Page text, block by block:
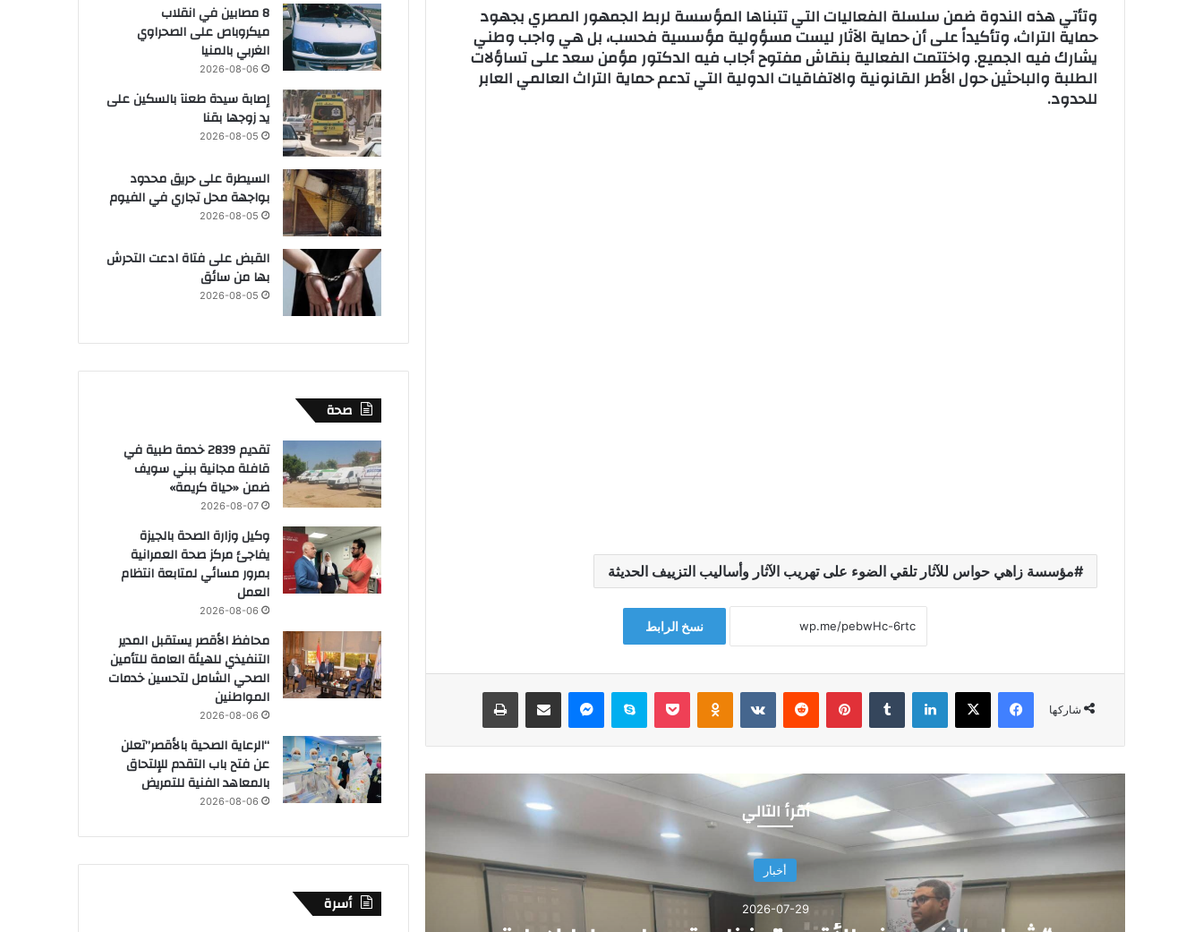
وتأتي هذه الندوة ضمن سلسلة الفعاليات التي تتبناها المؤسسة لربط الجمهور المصري بجهود
حماية التراث، وتأكيداً على أن حماية الآثار ليست مسؤولية مؤسسية فحسب، بل هي واجب وطني
يشارك فيه الجميع. واختتمت الفعالية بنقاش مفتوح أجاب فيه الدكتور مؤمن سعد على تساؤلات
الطلبة والباحثين حول الأطر القانونية والاتفاقيات الدولية التي تدعم حماية التراث العالمي العابر
للحدود.
مؤسسة زاهي حواس للآثار تلقي الضوء على تهريب الآثار وأساليب التزييف الحديثة
نسخ الرابط
شاركها
فيسبوك لينكدإن بينتيريست سكايب
أقرأ التالي
أخبار
2026-07-29
8 مصابين في انقلاب
ميكروباص على الصحراوي
الغربي بالمنيا
2026-08-06
إصابة سيدة طعنآ بالسكين على
يد زوجها بقنا
2026-08-05
السيطرة على حريق محدود
بواجهة محل تجاري في الفيوم
2026-08-05
القبض على فتاة ادعت التحرش
بها من سائق
2026-08-05
صحة
تقديم 2839 خدمة طبية في
قافلة مجانية ببني سويف
ضمن «حياة كريمة»
2026-08-07
وكيل وزارة الصحة بالجيزة
يفاجئ مركز صحة العمرانية
بمرور مسائي لمتابعة انتظام
العمل
2026-08-06
محافظ الأقصر يستقبل المدير
التنفيذي للهيئة العامة للتأمين
الصحي الشامل لتحسين خدمات
المواطنين
2026-08-06
“الرعاية الصحية بالأقصر”تعلن
عن فتح باب التقدم للإلتحاق
بالمعاهد الفنية للتمريض
2026-08-06
أسرة